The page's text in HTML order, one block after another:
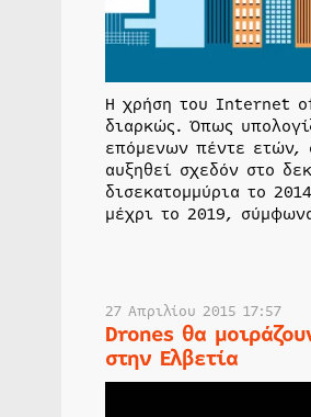
Η χρήση του Internet
διαρκώς. Όπως
επόμενων πέντε ετών,
αυξηθεί σχεδόν στο
δισεκατομμύρια το
μέχρι το 2019,
27 Απριλίου 2015 17:57
Drones θα
στην Ελβετία